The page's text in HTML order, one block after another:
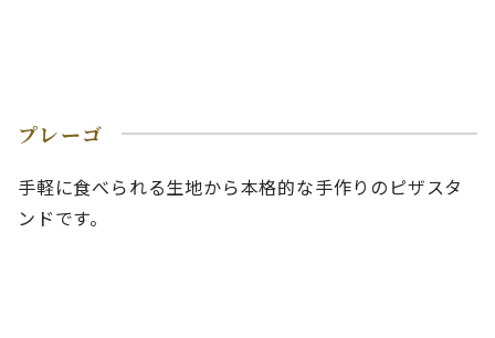
プレーゴ
手軽に食べられる生地から本格的な手作りのピザスタ
ンドです。